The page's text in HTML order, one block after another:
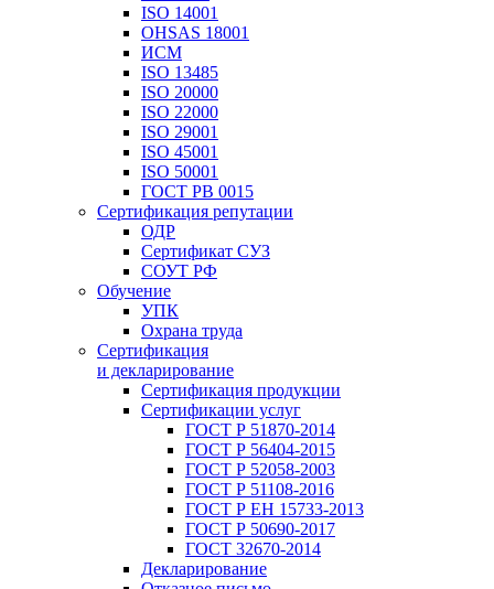
ISO 14001
OHSAS 18001
ИСМ
ISO 13485
ISO 20000
ISO 22000
ISO 29001
ISO 45001
ISO 50001
ГОСТ РВ 0015
Сертификация репутации
ОДР
Сертификат СУЗ
СОУТ РФ
Обучение
УПК
Охрана труда
Сертификация
и декларирование
Сертификация продукции
Сертификации услуг
ГОСТ Р 51870-2014
ГОСТ Р 56404-2015
ГОСТ Р 52058-2003
ГОСТ Р 51108-2016
ГОСТ Р ЕН 15733-2013
ГОСТ Р 50690-2017
ГОСТ 32670-2014
Декларирование